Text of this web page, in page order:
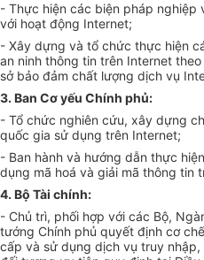
- Thực hiện các biện pháp nghiệp
với hoạt động Internet;
- Xây dựng và tổ chức thực hiện
an ninh thông tin trên Internet
sở bảo đảm chất lượng dịch vụ
3. Ban Cơ yếu Chính phủ:
- Tổ chức nghiên cứu, xây dựng
quốc gia sử dụng trên Internet;
- Ban hành và hướng dẫn thực
dụng mã hoá và giải mã thông tin
4. Bộ Tài chính:
- Chủ trì, phối hợp với các Bộ,
tướng Chính phủ quyết định cơ
cấp và sử dụng dịch vụ truy